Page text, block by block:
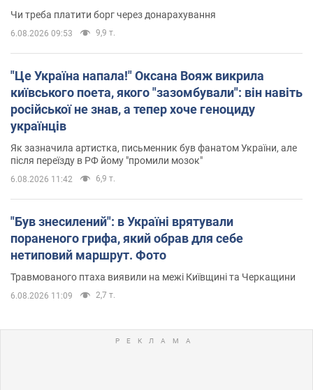
Чи треба платити борг через донарахування
6.08.2026 09:53 9,9 т.
"Це Україна напала!" Оксана Вояж викрила
київського поета, якого "зазомбували": він навіть
російської не знав, а тепер хоче геноциду
українців
Як зазначила артистка, письменник був фанатом України, але
після переїзду в РФ йому "промили мозок"
6.08.2026 11:42 6,9 т.
"Був знесилений": в Україні врятували
пораненого грифа, який обрав для себе
нетиповий маршрут. Фото
Травмованого птаха виявили на межі Київщині та Черкащини
6.08.2026 11:09 2,7 т.